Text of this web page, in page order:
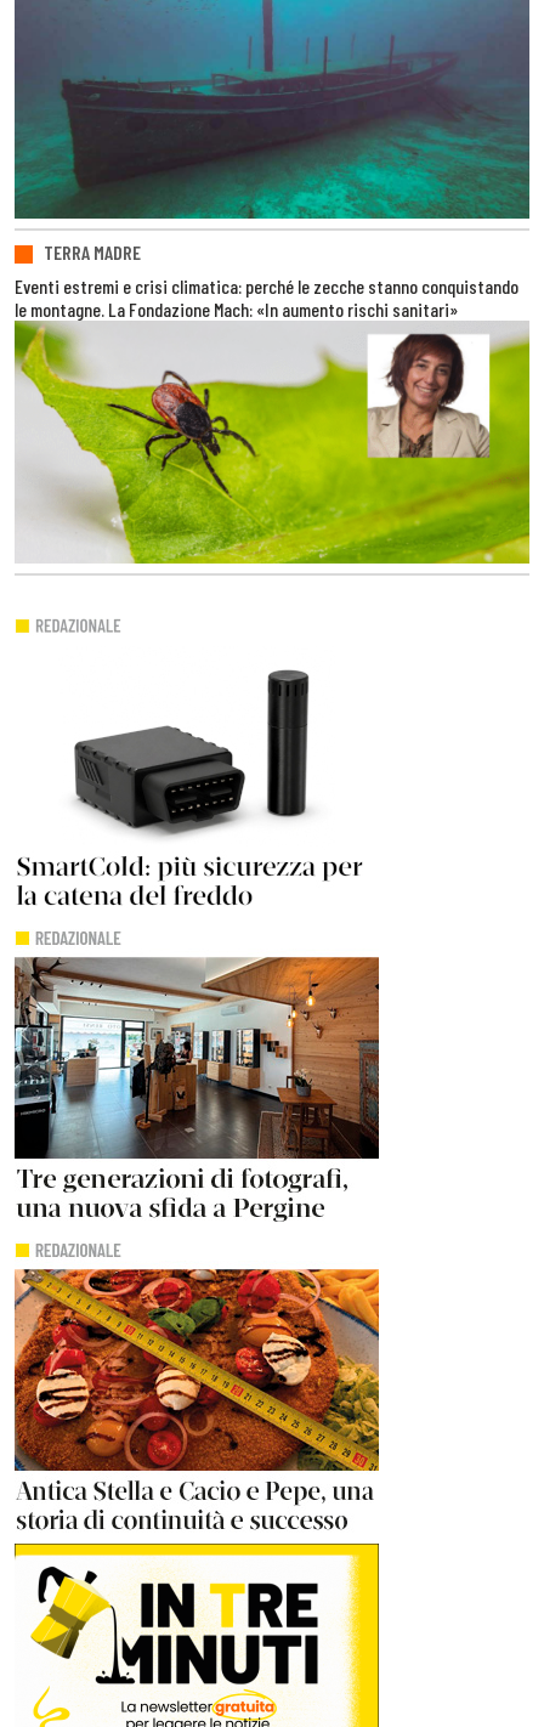
TERRA MADRE
Eventi estremi e crisi climatica: perché le zecche stanno conquistando
le montagne. La Fondazione Mach: «In aumento rischi sanitari»